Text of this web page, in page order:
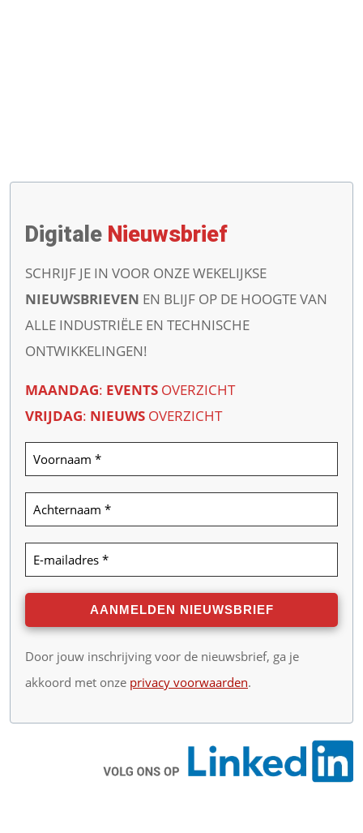
Digitale Nieuwsbrief
SCHRIJF JE IN VOOR ONZE WEKELIJKSE
NIEUWSBRIEVEN EN BLIJF OP DE HOOGTE VAN
ALLE INDUSTRIËLE EN TECHNISCHE
ONTWIKKELINGEN!
MAANDAG: EVENTS OVERZICHT
VRIJDAG: NIEUWS OVERZICHT
Door jouw inschrijving voor de nieuwsbrief, ga je
akkoord met onze privacy voorwaarden.